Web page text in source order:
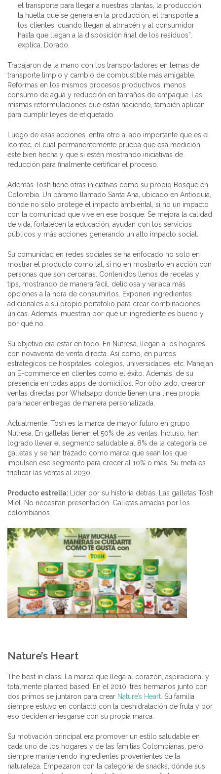
el transporte para llegar a nuestras plantas, la producción,
la huella que se genera en la producción, el transporte a
los clientes, cuando llegan al almacén y al consumidor
hasta que llegan a la disposición final de los residuos”,
explica, Dorado.
Trabajaron de la mano con los transportadores en temas de
transporte limpio y cambio de combustible más amigable.
Reformas en los mismos procesos productivos, menos
consumo de agua y reducción en tamaños de empaque. Las
mismas reformulaciones que están haciendo, también aplican
para cumplir leyes de etiquetado.
Luego de esas acciones, entra otro aliado importante que es el
Icontec, el cual permanentemente prueba que esa medición
este bien hecha y que si estén mostrando iniciativas de
reducción para finalmente certificar el proceso.
Además Tosh tiene otras iniciativas como su propio Bosque en
Colombia. Un páramo llamado Santa Ana, ubicado en Antioquia,
dónde no solo protege el impacto ambiental, si no un impacto
con la comunidad que vive en ese bosque. Se mejora la calidad
de vida, fortalecen la educación, ayudan con los servicios
públicos y más acciones generando un alto impacto social.
Su comunidad en redes sociales se ha enfocado no solo en
mostrar el producto como tal, si no en mostrarlo en acción con
personas que son cercanas. Contenidos llenos de recetas y
tips, mostrando de manera fácil, deliciosa y variada más
opciones a la hora de consumirlos. Exponen ingredientes
adicionales a su propio portafolio para crear combinaciones
únicas. Además, muestran por qué un ingrediente es bueno y
por qué no.
Su objetivo era estar en todo. En Nutresa, llegan a los hogares
con novaventa de venta directa. Así como, en puntos
estratégicos de hospitales, colegios, universidades, etc. Manejan
un E-commerce en clientes como el éxito. Además, de su
presencia en todas apps de domicilios. Por otro lado, crearon
ventas directas por Whatsapp donde tienen una linea propia
para hacer entregas de manera personalizada.
Actualmente, Tosh es la marca de mayor futuro en grupo
Nutresa. En galletas tienen el 50% de las ventas. Incluso, han
logrado llevar el segmento saludable al 8% de la categoría de
galletas y se han trazado como marca que sean los que
impulsen ese segmento para crecer al 10% o más. Su meta es
triplicar las ventas al 2030.
Producto estrella:
Líder por su historia detrás, Las galletas Tosh
Miel. No necesitan presentación. Galletas amadas por los
colombianos.
Nature’s Heart
The best in class. La marca que llega al corazón, aspiracional y
totalmente planted based. En el 2010, tres hermanos junto con
dos primos se juntaron para crear Nature’s Heart. Su familia
siempre estuvo en contacto con la deshidratación de fruta y por
eso deciden arriesgarse con su propia marca.
Su motivación principal era promover un estilo saludable en
cada uno de los hogares y de las familias Colombianas, pero
siempre manteniendo ingredientes provenientes de la
naturaleza. Empezaron con la categoría de snacks, dónde sus